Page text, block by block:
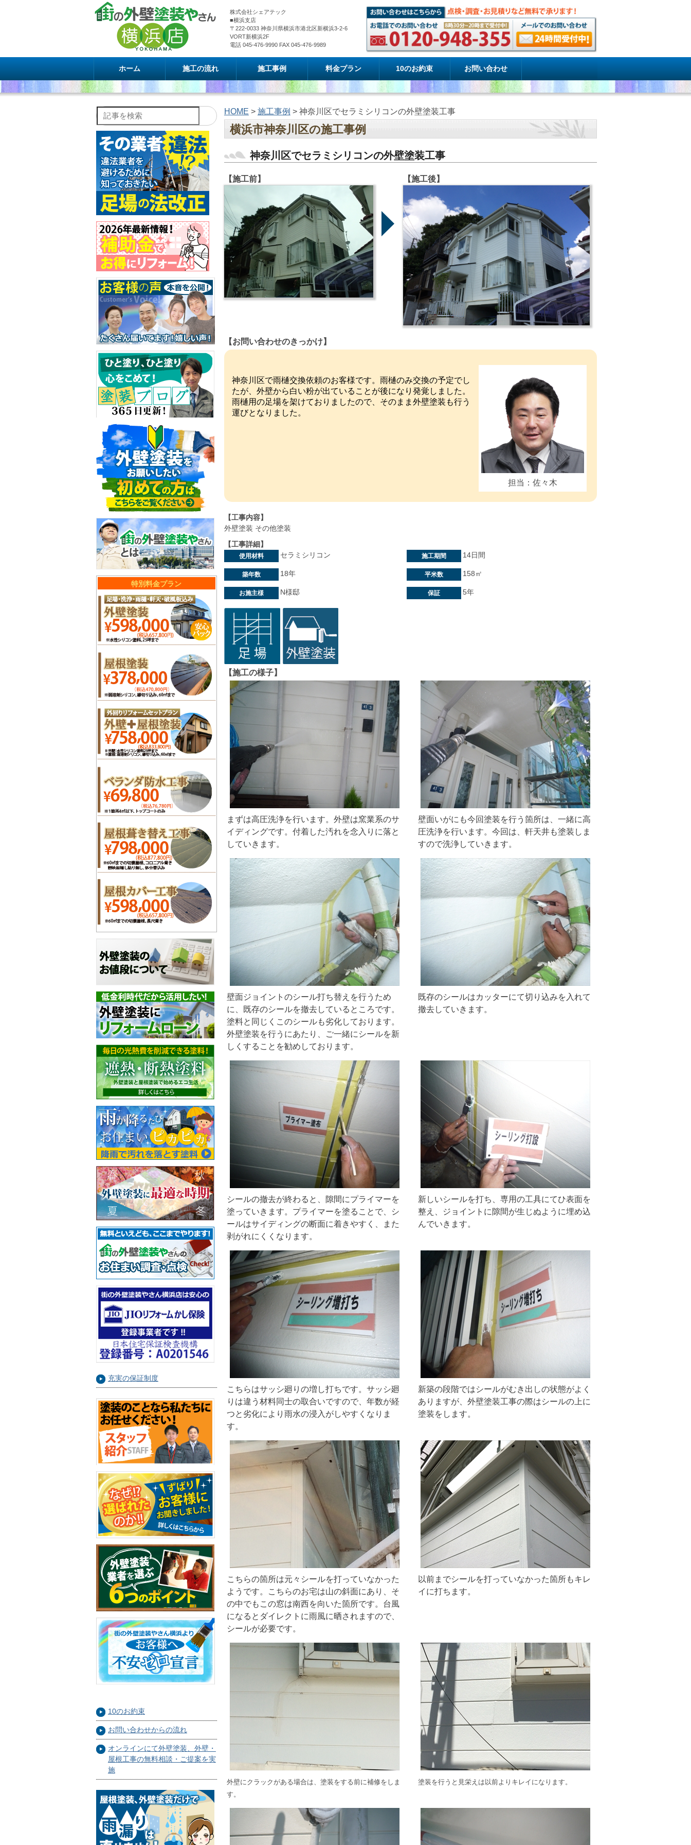
株式会社シェアテック
■横浜支店
〒222-0033 神奈川県横浜市港北区新横浜3-2-6
VORT新横浜2F
電話 045-476-9990 FAX 045-476-9989
ホーム 施工の流れ 施工事例 料金プラン 10のお約束 お問い合わせ
記事を検索
特別料金プラン
充実の保証制度
10のお約束
お問い合わせからの流れ
オンラインにて外壁塗装、外壁・
屋根工事の無料相談・ご提案を実
施
HOME > 施工事例 > 神奈川区でセラミシリコンの外壁塗装工事
横浜市神奈川区の施工事例
神奈川区でセラミシリコンの外壁塗装工事
【施工前】 【施工後】
【お問い合わせのきっかけ】
担当：佐々木
神奈川区で雨樋交換依頼のお客様です。雨樋のみ交換の予定でし
たが、外壁から白い粉が出ていることが後になり発覚しました。
雨樋用の足場を架けておりましたので、そのまま外壁塗装も行う
運びとなりました。
【工事内容】
外壁塗装 その他塗装
【工事詳細】
使用材料 セラミシリコン 施工期間 14日間
築年数 18年 平米数 158㎡
お施主様 N様邸 保証 5年
【施工の様子】
まずは高圧洗浄を行います。外壁は窯業系のサ
イディングです。付着した汚れを念入りに落と
していきます。
壁面いがにも今回塗装を行う箇所は、一緒に高
圧洗浄を行います。今回は、軒天井も塗装しま
すので洗浄していきます。
壁面ジョイントのシール打ち替えを行うため
に、既存のシールを撤去しているところです。
塗料と同じくこのシールも劣化しております。
外壁塗装を行うにあたり、ご一緒にシールを新
しくすることを勧めしております。
既存のシールはカッターにて切り込みを入れて
撤去していきます。
シールの撤去が終わると、隙間にプライマーを
塗っていきます。プライマーを塗ることで、シ
ールはサイディングの断面に着きやすく、また
剥がれにくくなります。
新しいシールを打ち、専用の工具にてひ表面を
整え、ジョイントに隙間が生じぬように埋め込
んでいきます。
こちらはサッシ廻りの増し打ちです。サッシ廻
りは違う材料同士の取合いですので、年数が経
つと劣化により雨水の浸入がしやすくなりま
す。
新築の段階ではシールがむき出しの状態がよく
ありますが、外壁塗装工事の際はシールの上に
塗装をします。
こちらの箇所は元々シールを打っていなかった
ようです。こちらのお宅は山の斜面にあり、そ
の中でもこの窓は南西を向いた箇所です。台風
になるとダイレクトに雨風に晒されますので、
シールが必要です。
以前までシールを打っていなかった箇所もキレ
イに打ちます。
外壁にクラックがある場合は、塗装をする前に補修をしま
す。
塗装を行うと見栄えは以前よりキレイになります。